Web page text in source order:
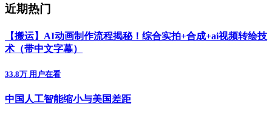
近期热门
【搬运】AI动画制作流程揭秘！综合实拍+合成+ai视频转绘技
术（带中文字幕）
33.8万 用户在看
中国人工智能缩小与美国差距